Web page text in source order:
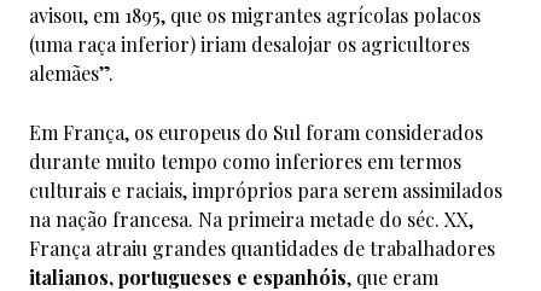
avisou, em 1895, que os migrantes agrícolas polacos
(uma raça inferior) iriam desalojar os agricultores
alemães”.
Em França, os europeus do Sul foram considerados
durante muito tempo como inferiores em termos
culturais e raciais, impróprios para serem assimilados
na nação francesa. Na primeira metade do séc. XX,
França atraiu grandes quantidades de trabalhadores
italianos, portugueses e espanhóis, que eram